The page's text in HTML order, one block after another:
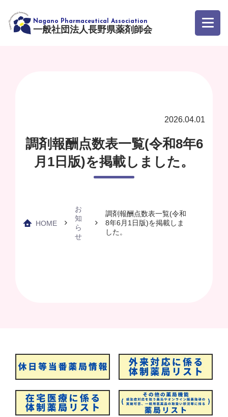
一般社団法人長野県薬剤師会
2026.04.01
調剤報酬点数表一覧(令和8年6
月1日版)を掲載しました。
HOME
お
知
ら
せ
調剤報酬点数表一覧(令和
8年6月1日版)を掲載しま
した。